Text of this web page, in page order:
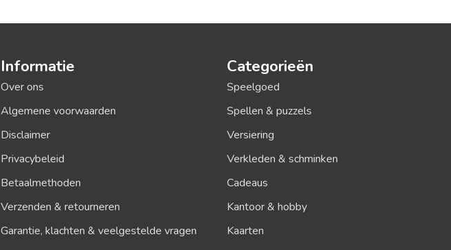
Informatie
Over ons
Algemene voorwaarden
Disclaimer
Privacybeleid
Betaalmethoden
Verzenden & retourneren
Garantie, klachten & veelgestelde vragen
Categorieën
Speelgoed
Spellen & puzzels
Versiering
Verkleden & schminken
Cadeaus
Kantoor & hobby
Kaarten